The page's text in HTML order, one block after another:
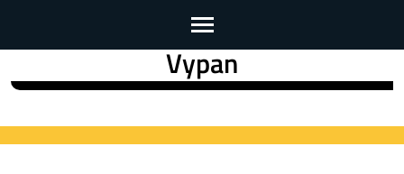
to
(Press
Vypan